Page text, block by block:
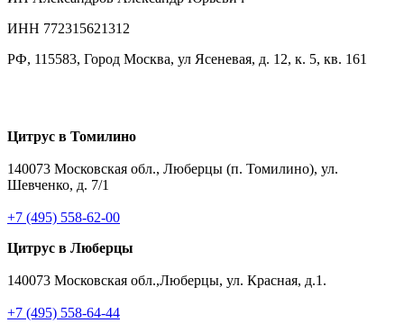
ИНН 772315621312
РФ, 115583, Город Москва, ул Ясеневая, д. 12, к. 5, кв. 161
Цитрус в Томилино
140073 Московская обл., Люберцы (п. Томилино), ул.
Шевченко, д. 7/1
+7 (495) 558-62-00
Цитрус в Люберцы
140073 Московская обл.,Люберцы, ул. Красная, д.1.
+7 (495) 558-64-44